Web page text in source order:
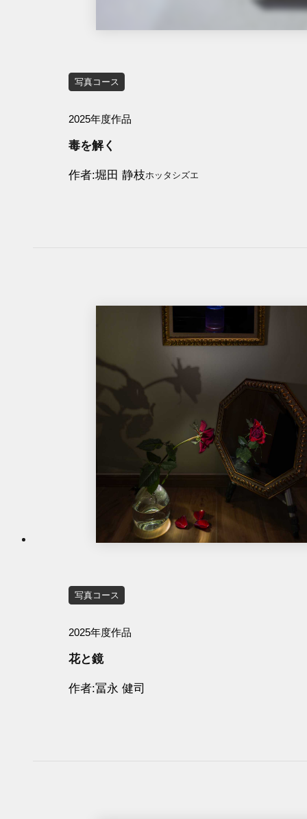
写真コース
2025年度作品
毒を解く
作者 堀田 静枝ホッタシズエ
写真コース
2025年度作品
花と鏡
作者 冨永 健司